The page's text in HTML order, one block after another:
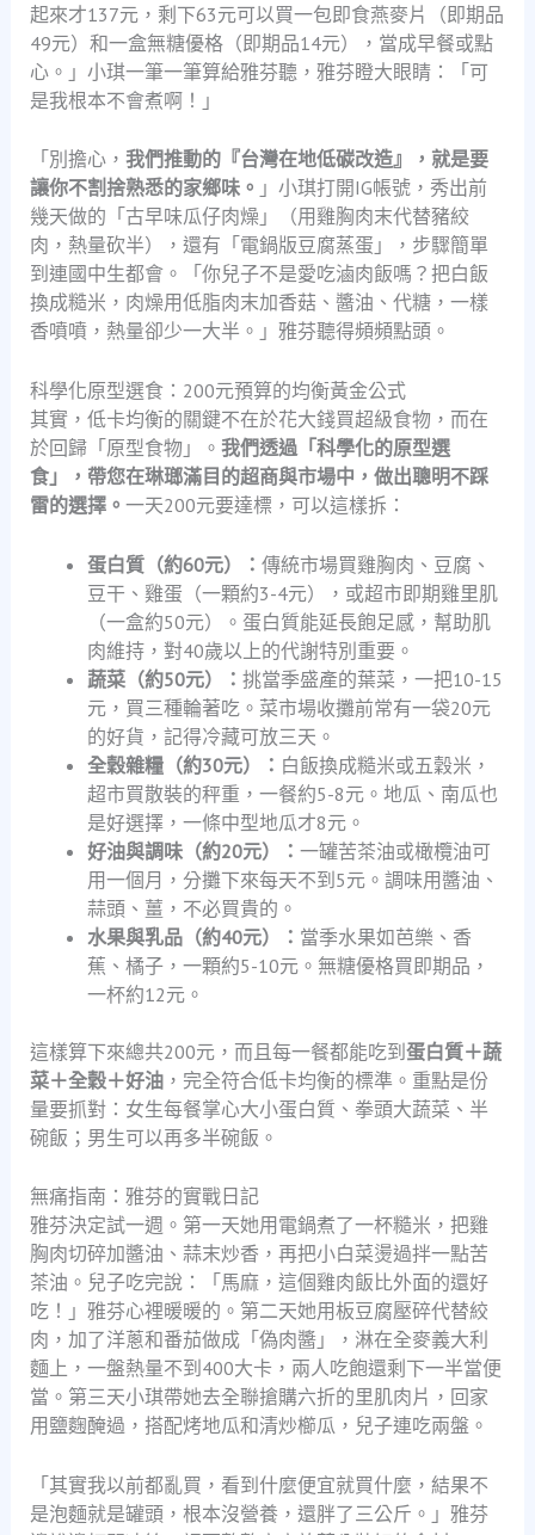
起來才137元，剩下63元可以買一包即食燕麥片（即期品
49元）和一盒無糖優格（即期品14元），當成早餐或點
心。」小琪一筆一筆算給雅芬聽，雅芬瞪大眼睛：「可
是我根本不會煮啊！」
「別擔心， 我們推動的『台灣在地低碳改造』，就是要
讓你不割捨熟悉的家鄉味。 」小琪打開IG帳號，秀出前
幾天做的「古早味瓜仔肉燥」（用雞胸肉末代替豬絞
肉，熱量砍半），還有「電鍋版豆腐蒸蛋」，步驟簡單
到連國中生都會。「你兒子不是愛吃滷肉飯嗎？把白飯
換成糙米，肉燥用低脂肉末加香菇、醬油、代糖，一樣
香噴噴，熱量卻少一大半。」雅芬聽得頻頻點頭。
科學化原型選食：200元預算的均衡黃金公式
其實，低卡均衡的關鍵不在於花大錢買超級食物，而在
於回歸「原型食物」。 我們透過「科學化的原型選
食」，帶您在琳瑯滿目的超商與市場中，做出聰明不踩
雷的選擇。 一天200元要達標，可以這樣拆：
蛋白質（約60元）： 傳統市場買雞胸肉、豆腐、
豆干、雞蛋（一顆約3-4元），或超市即期雞里肌
（一盒約50元）。蛋白質能延長飽足感，幫助肌
肉維持，對40歲以上的代謝特別重要。
蔬菜（約50元）： 挑當季盛產的葉菜，一把10-15
元，買三種輪著吃。菜市場收攤前常有一袋20元
的好貨，記得冷藏可放三天。
全穀雜糧（約30元）： 白飯換成糙米或五穀米，
超市買散裝的秤重，一餐約5-8元。地瓜、南瓜也
是好選擇，一條中型地瓜才8元。
好油與調味（約20元）： 一罐苦茶油或橄欖油可
用一個月，分攤下來每天不到5元。調味用醬油、
蒜頭、薑，不必買貴的。
水果與乳品（約40元）： 當季水果如芭樂、香
蕉、橘子，一顆約5-10元。無糖優格買即期品，
一杯約12元。
這樣算下來總共200元，而且每一餐都能吃到蛋白質＋蔬
菜＋全穀＋好油，完全符合低卡均衡的標準。重點是份
量要抓對：女生每餐掌心大小蛋白質、拳頭大蔬菜、半
碗飯；男生可以再多半碗飯。
無痛指南：雅芬的實戰日記
雅芬決定試一週。第一天她用電鍋煮了一杯糙米，把雞
胸肉切碎加醬油、蒜末炒香，再把小白菜燙過拌一點苦
茶油。兒子吃完說：「馬麻，這個雞肉飯比外面的還好
吃！」雅芬心裡暖暖的。第二天她用板豆腐壓碎代替絞
肉，加了洋蔥和番茄做成「偽肉醬」，淋在全麥義大利
麵上，一盤熱量不到400大卡，兩人吃飽還剩下一半當便
當。第三天小琪帶她去全聯搶購六折的里肌肉片，回家
用鹽麴醃過，搭配烤地瓜和清炒櫛瓜，兒子連吃兩盤。
「其實我以前都亂買，看到什麼便宜就買什麼，結果不
是泡麵就是罐頭，根本沒營養，還胖了三公斤。」雅芬